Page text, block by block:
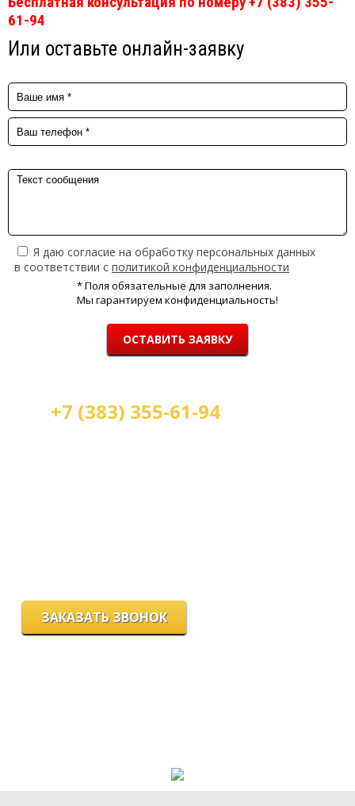
61-94
Или оставьте онлайн-заявку
Я даю согласие на обработку персональных данных
в соответствии с политикой конфиденциальности
* Поля обязательные для заполнения.
Мы гарантируем конфиденциальность!
ОСТАВИТЬ ЗАЯВКУ
+7 (383) 355-61-94
ЗАКАЗАТЬ ЗВОНОК